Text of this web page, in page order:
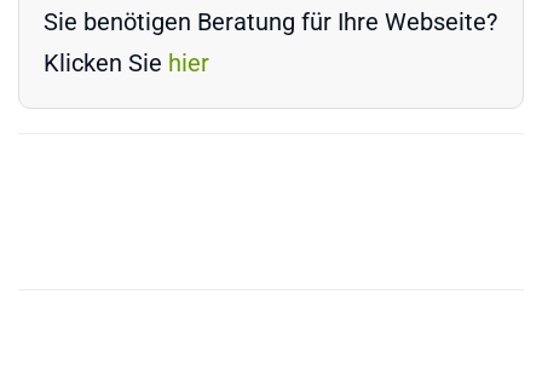
Sie benötigen Beratung für Ihre Webseite?
Klicken Sie hier